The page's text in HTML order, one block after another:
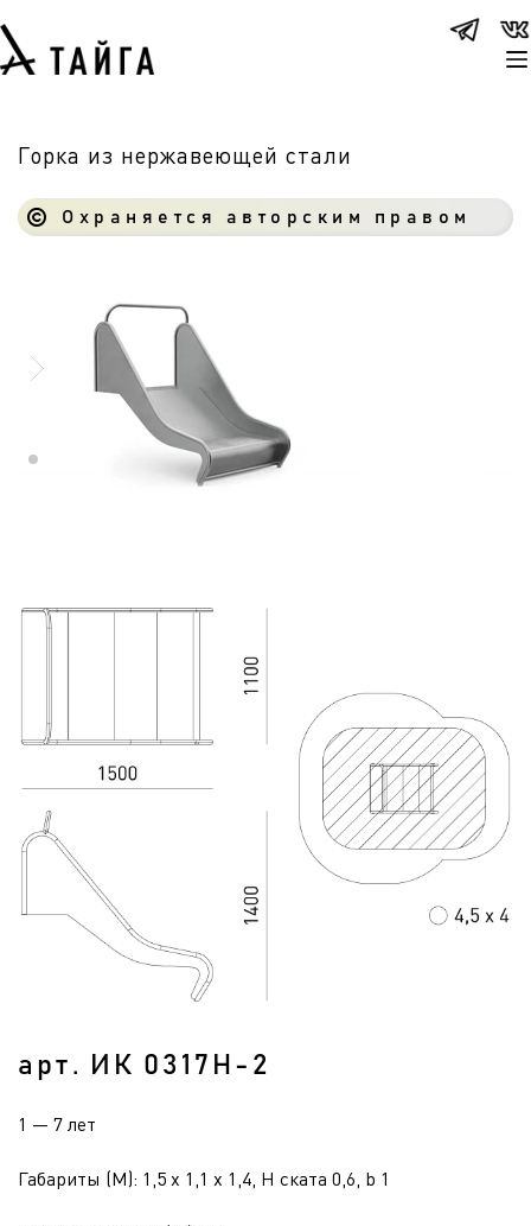
Горка из нержавеющей стали
Охраняется авторским правом
арт. ИК 0317Н-2
1 — 7 лет
Габариты (М): 1,5 x 1,1 x 1,4, H ската 0,6, b 1